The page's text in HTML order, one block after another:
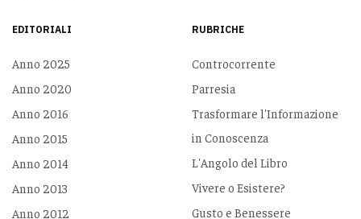
EDITORIALI
Anno 2025
Anno 2020
Anno 2016
Anno 2015
Anno 2014
Anno 2013
Anno 2012
RUBRICHE
Controcorrente
Parresia
Trasformare l'Informazione
in Conoscenza
L'Angolo del Libro
Vivere o Esistere?
Gusto e Benessere